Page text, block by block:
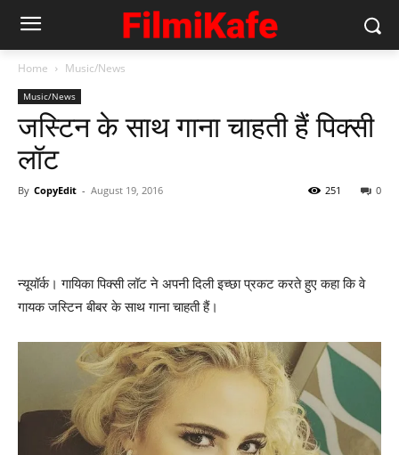
Home Music/News
Music/News
जस्टिन के साथ गाना चाहती हैं पिक्सी
लॉट
By CopyEdit - August 19, 2016 0
251
न्यूयॉर्क। गायिका पिक्सी लॉट ने अपनी दिली इच्‍छा प्रकट करते हुए कहा कि वे
गायक जस्‍टिन बीबर के साथ गाना चाहती हैं।